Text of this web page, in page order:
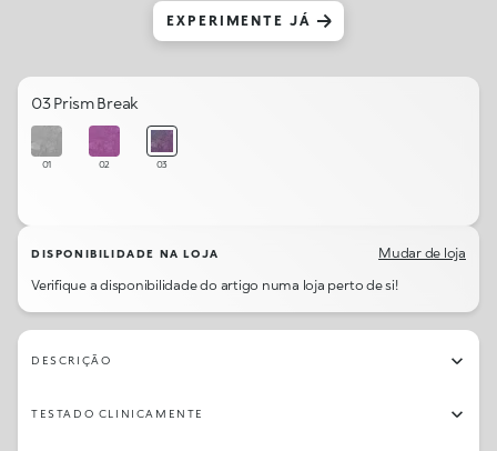
EXPERIMENTE JÁ
03 Prism Break
01 02 03
DISPONIBILIDADE NA LOJA
Mudar de loja
Verifique a disponibilidade do artigo numa loja perto de si!
DESCRIÇÃO
TESTADO CLINICAMENTE